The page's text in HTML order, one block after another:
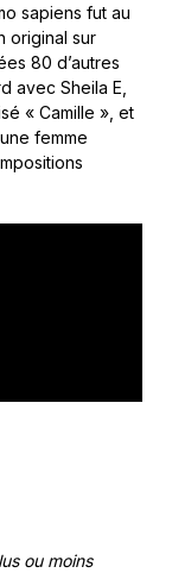
sapiens fut au
original sur
80 d’autres
avec Sheila E,
« Camille », et
femme
ou moins